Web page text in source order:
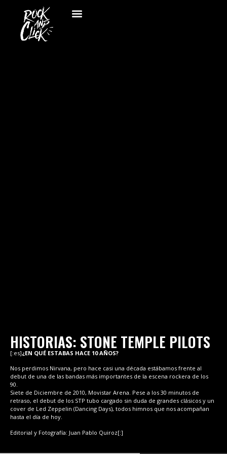
HISTORIAS: STONE TEMPLE PILOTS
[:es]¿EN QUÉ ESTABAS HACE 10 AÑOS?
Nos perdimos Nirvana, pero hace casi una década estábamos frente al
debut de una de las bandas más importantes de la escena rockera de los
90.
Siete de Diciembre de 2010, Movistar Arena. Pese a los 30 minutos de
retraso, el debut de los STP tubo cargado sin duda de grandes clásicos y un
cover de Led Zeppelin (Dancing Days), todos himnos que nos acompañan
hasta el día de hoy.
Editorial y Fotografía: Juan Pablo Quiroz[:]